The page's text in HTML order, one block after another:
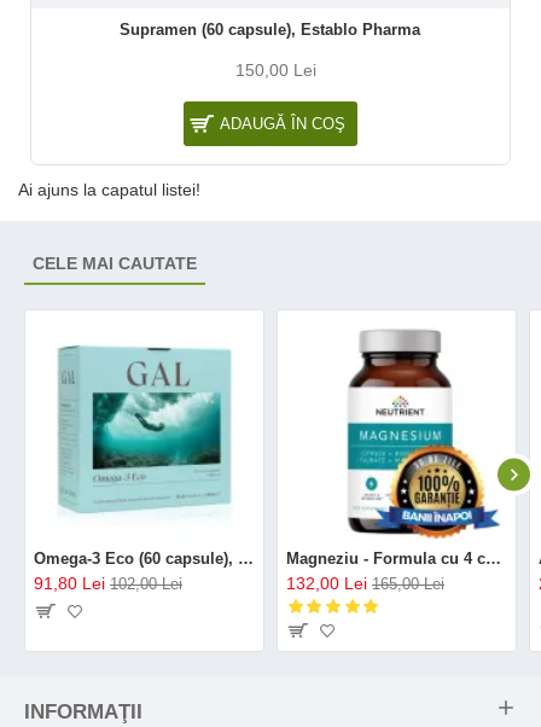
Supramen (60 capsule), Establo Pharma
150,00 Lei
ADAUGĂ ÎN COŞ
Ai ajuns la capatul listei!
CELE MAI CAUTATE
Omega-3 Eco (60 capsule), GAL
91,80 Lei 102,00 Lei
Magneziu - Formula cu 4 chelați (120 capsule), Neutrient
132,00 Lei 165,00 Lei
INFORMAŢII